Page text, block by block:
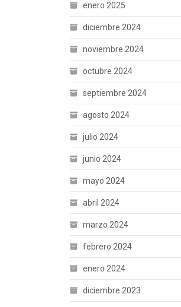
enero 2025
diciembre 2024
noviembre 2024
octubre 2024
septiembre 2024
agosto 2024
julio 2024
junio 2024
mayo 2024
abril 2024
marzo 2024
febrero 2024
enero 2024
diciembre 2023